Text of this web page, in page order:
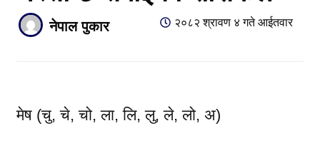
नेपाल पुकार २०८२ श्रावण ४ गते आईतवार
मेष (चु, चे, चो, ला, लि, लु, ले, लो, अ)